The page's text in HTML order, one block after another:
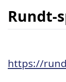
Rundt-
https://